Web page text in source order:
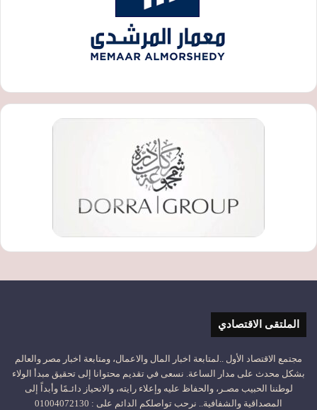
الملتقى الاقتصادي
مجتمع الاقتصاد الأول ..لمتابعة اخبار المال والاعمال، ومتابعة اخبار مصر والعالم
بشكل محدث على مدار الساعة. نسعى في تقديم محتوانا إلى تحقيق مبدأ الولاء
لوطننا الحبيب مصـر، والحفاظ عليه وإعلاء رايته، والانحياز دائـمًا وأبداً إلى
المصداقية والشفافية.. نرحب تواصلكم الدائم على : 01004072130